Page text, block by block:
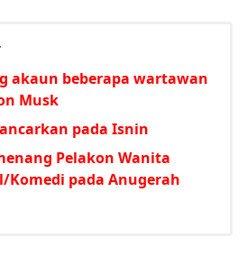
akaun beberapa wartawan
Musk
pada Isnin
Pelakon Wanita
Komedi pada Anugerah